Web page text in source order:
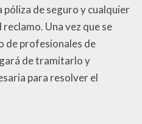
de seguro y cualquier
Una vez que se
de profesionales de
de tramitarlo y
para resolver el